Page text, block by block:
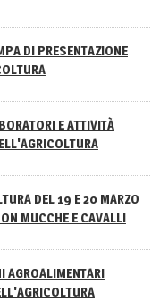
DI PRESENTAZIONE
E ATTIVITÀ
DEL 19 E 20 MARZO
MUCCHE E CAVALLI
AGROALIMENTARI